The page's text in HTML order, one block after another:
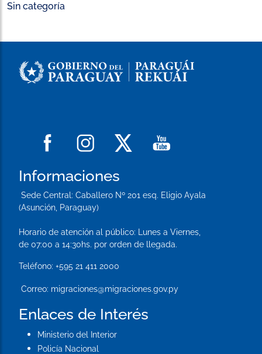
Sin categoría
Informaciones
Sede Central: Caballero Nº 201 esq. Eligio Ayala
(Asunción, Paraguay)
Horario de atención al público: Lunes a Viernes,
de 07:00 a 14:30hs. por orden de llegada.
Teléfono: +595 21 411 2000
Correo: migraciones@migraciones.gov.py
Enlaces de Interés
Ministerio del Interior
Policía Nacional